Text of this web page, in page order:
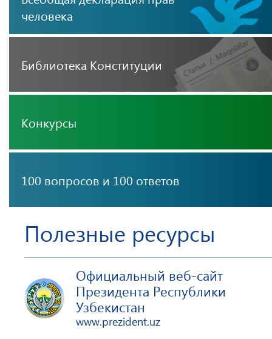
человека
Библиотека Конституции
Конкурсы
100 вопросов и 100 ответов
Полезные ресурсы
Официальный веб-сайт
Президента Республики
Узбекистан
www.prezident.uz